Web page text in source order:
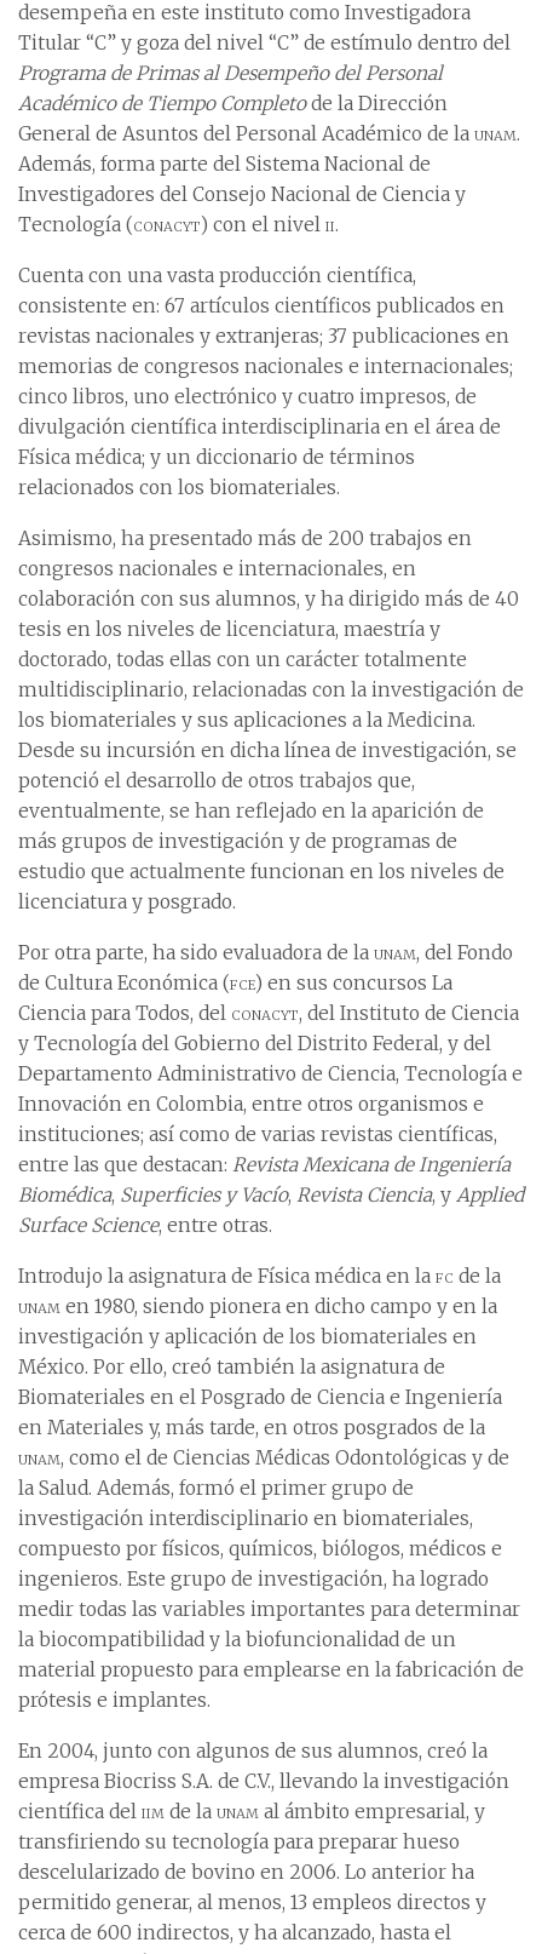
desempeña en este instituto como Investigadora
Titular “C” y goza del nivel “C” de estímulo dentro del
Programa de Primas al Desempeño del Personal
Académico de Tiempo Completode la Dirección
General de Asuntos del Personal Académico de la unam.
Además, forma parte del Sistema Nacional de
Investigadores del Consejo Nacional de Ciencia y
Tecnología (conacyt) con el nivel ii.
Cuenta con una vasta producción científica,
consistente en: 67 artículos científicos publicados en
revistas nacionales y extranjeras; 37 publicaciones en
memorias de congresos nacionales e internacionales;
cinco libros, uno electrónico y cuatro impresos, de
divulgación científica interdisciplinaria en el área de
Física médica; y un diccionario de términos
relacionados con los biomateriales.
Asimismo, ha presentado más de 200 trabajos en
congresos nacionales e internacionales, en
colaboración con sus alumnos, y ha dirigido más de 40
tesis en los niveles de licenciatura, maestría y
doctorado, todas ellas con un carácter totalmente
multidisciplinario, relacionadas con la investigación de
los biomateriales y sus aplicaciones a la Medicina.
Desde su incursión en dicha línea de investigación, se
potenció el desarrollo de otros trabajos que,
eventualmente, se han reflejado en la aparición de
más grupos de investigación y de programas de
estudio que actualmente funcionan en los niveles de
licenciatura y posgrado.
Por otra parte, ha sido evaluadora de la unam, del Fondo
de Cultura Económica (fce) en sus concursos La
Ciencia para Todos, del conacyt, del Instituto de Ciencia
y Tecnología del Gobierno del Distrito Federal, y del
Departamento Administrativo de Ciencia, Tecnología e
Innovación en Colombia, entre otros organismos e
instituciones; así como de varias revistas científicas,
entre las que destacan: Revista Mexicana de Ingeniería
Biomédica, Superficies y Vacío, Revista Ciencia, y Applied
Surface Science, entre otras.
Introdujo la asignatura de Física médica en la fc de la
unam en 1980, siendo pionera en dicho campo y en la
investigación y aplicación de los biomateriales en
México. Por ello, creó también la asignatura de
Biomateriales en el Posgrado de Ciencia e Ingeniería
en Materiales y, más tarde, en otros posgrados de la
unam, como el de Ciencias Médicas Odontológicas y de
la Salud. Además, formó el primer grupo de
investigación interdisciplinario en biomateriales,
compuesto por físicos, químicos, biólogos, médicos e
ingenieros. Este grupo de investigación, ha logrado
medir todas las variables importantes para determinar
la biocompatibilidad y la biofuncionalidad de un
material propuesto para emplearse en la fabricación de
prótesis e implantes.
En 2004, junto con algunos de sus alumnos, creó la
empresa Biocriss S.A. de C.V., llevando la investigación
científica del iim de la unam al ámbito empresarial, y
transfiriendo su tecnología para preparar hueso
descelularizado de bovino en 2006. Lo anterior ha
permitido generar, al menos, 13 empleos directos y
cerca de 600 indirectos, y ha alcanzado, hasta el